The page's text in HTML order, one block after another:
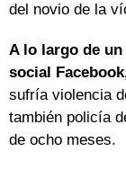
del novio de la
A lo largo de
social
sufría violencia
también policía
de ocho meses.